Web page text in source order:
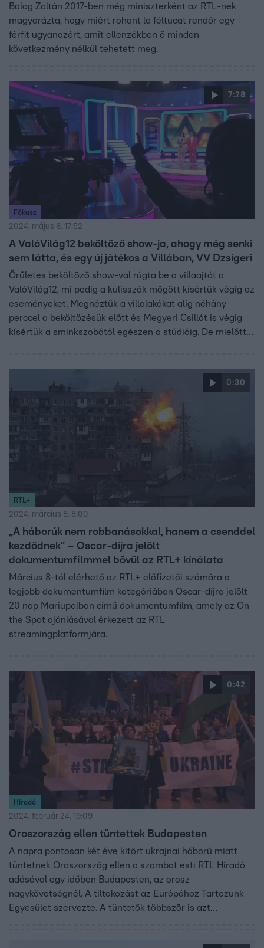
Balog Zoltán 2017-ben még miniszterként az RTL-nek
magyarázta, hogy miért rohant le féltucat rendőr egy
férfit ugyanazért, amit ellenzékben ő minden
következmény nélkül tehetett meg.
7:28
Fókusz
2024. május 6. 17:52
A ValóVilág12 beköltöző show-ja, ahogy még senki
sem látta, és egy új játékos a Villában, VV Dzsigeri
Őrületes beköltöző show-val rúgta be a villaajtót a
ValóVilág12, mi pedig a kulisszák mögött kísértük végig az
eseményeket. Megnéztük a villalakókat alig néhány
perccel a beköltözésük előtt és Megyeri Csillát is végig
kísértük a sminkszobától egészen a stúdióig. De mielőtt
a ValóVilág hétfő esti beköltözőjét és egyben kilencedik
lakóját: VV Dzsigerit.
0:30
RTL+
2024. március 8. 8:00
„A háborúk nem robbanásokkal, hanem a csenddel
kezdődnek” – Oscar-díjra jelölt
dokumentumfilmmel bővül az RTL+ kínálata
Március 8-tól elérhető az RTL+ előfizetői számára a
legjobb dokumentumfilm kategóriában Oscar-díjra jelölt
20 nap Mariupolban című dokumentumfilm, amely az On
the Spot ajánlásával érkezett az RTL
streamingplatformjára.
0:42
Híradó
2024. február 24. 19:09
Oroszország ellen tüntettek Budapesten
A napra pontosan két éve kitört ukrajnai háború miatt
tüntetnek Oroszország ellen a szombat esti RTL Híradó
adásával egy időben Budapesten, az orosz
nagykövetségnél. A tiltakozást az Európához Tartozunk
Egyesület szervezte. A tüntetők többször is azt